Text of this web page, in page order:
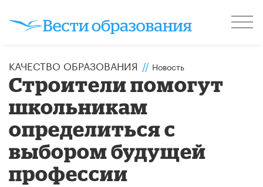
КАЧЕСТВО ОБРАЗОВАНИЯ // Новость
​Строители помогут
школьникам
определиться с
выбором будущей
профессии